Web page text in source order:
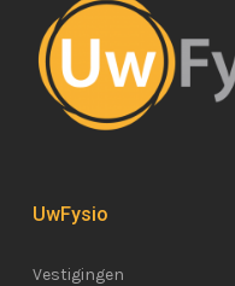
UwFysio
Vestigingen